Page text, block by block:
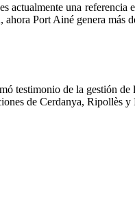
actualmente una
ahora Port Ainé genera más
testimonio de la gestión
de Cerdanya, Ripollès